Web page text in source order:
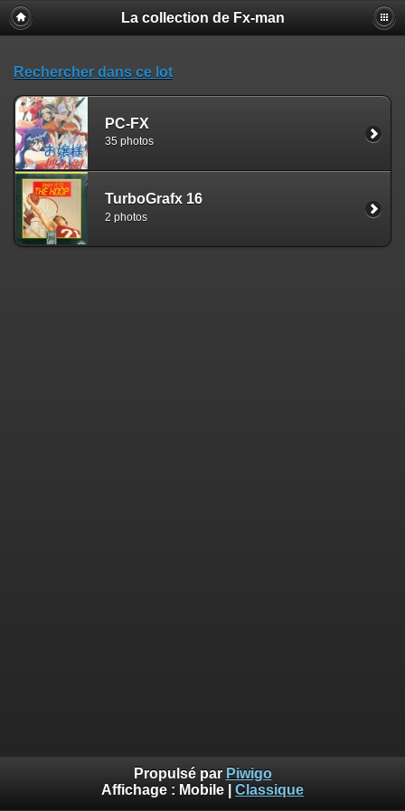
La collection de Fx-man
Rechercher dans ce lot
PC-FX
35 photos
TurboGrafx 16
2 photos
Propulsé par Piwigo
Affichage : Mobile Classique